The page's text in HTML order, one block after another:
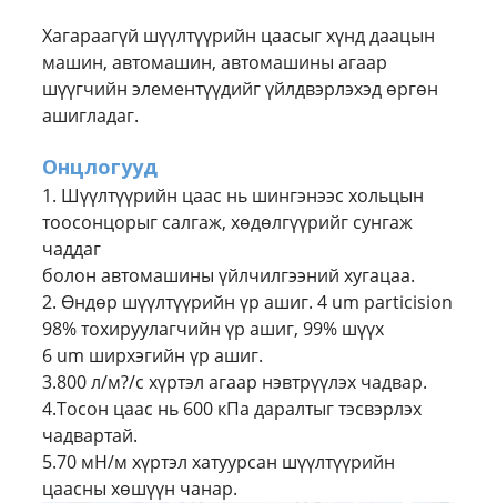
Хагараагүй шүүлтүүрийн цаасыг хүнд даацын
машин, автомашин, автомашины агаар
шүүгчийн элементүүдийг үйлдвэрлэхэд өргөн
ашигладаг.
Онцлогууд
1. Шүүлтүүрийн цаас нь шингэнээс хольцын
тоосонцорыг салгаж, хөдөлгүүрийг сунгаж
чаддаг
болон автомашины үйлчилгээний хугацаа.
2. Өндөр шүүлтүүрийн үр ашиг. 4 um particision
98% тохируулагчийн үр ашиг, 99% шүүх
6 um ширхэгийн үр ашиг.
3.800 л/м?/с хүртэл агаар нэвтрүүлэх чадвар.
4.Тосон цаас нь 600 кПа даралтыг тэсвэрлэх
чадвартай.
5.70 мН/м хүртэл хатуурсан шүүлтүүрийн
цаасны хөшүүн чанар.